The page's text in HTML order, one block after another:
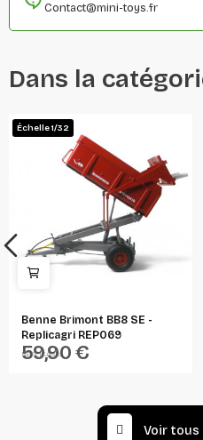
Contact@mini-toys.fr
Dans la
Échelle 1/32
Benne Brimont BB8 SE -
Replicagri REP069
REPLICAGRI
59,90 €
Voir tous